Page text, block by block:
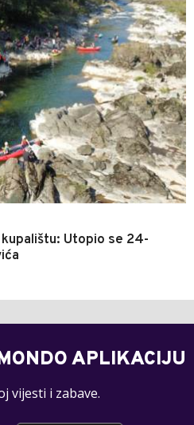
Utopio se 24-
APLIKACIJU
vijesti i zabave.